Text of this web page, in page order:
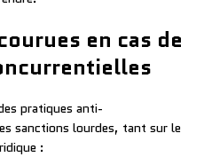
en cas de
pratiques anti-
sanctions lourdes, tant sur le
: